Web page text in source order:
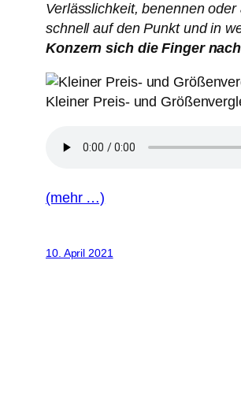
Verlässlichkeit, benennen
schnell auf den Punkt und in
Konzern sich die Finger
Kleiner Preis- und
(mehr …)
10. April 2021